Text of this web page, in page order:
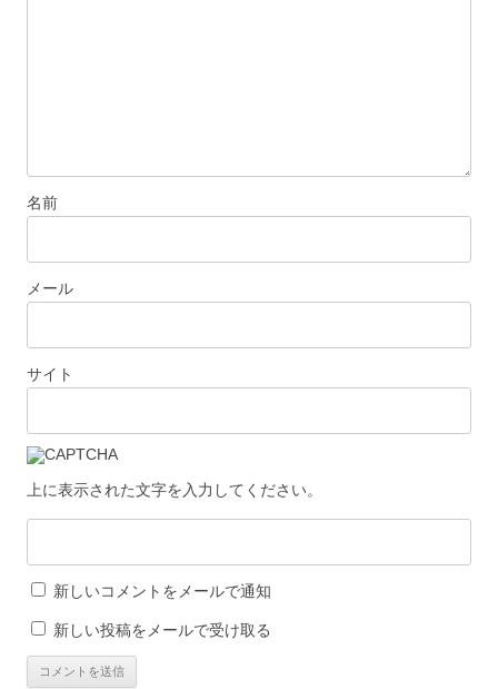
名前
メール
サイト
上に表示された文字を入力してください。
新しいコメントをメールで通知
新しい投稿をメールで受け取る